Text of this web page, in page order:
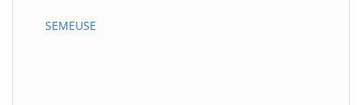
SEMEUSE